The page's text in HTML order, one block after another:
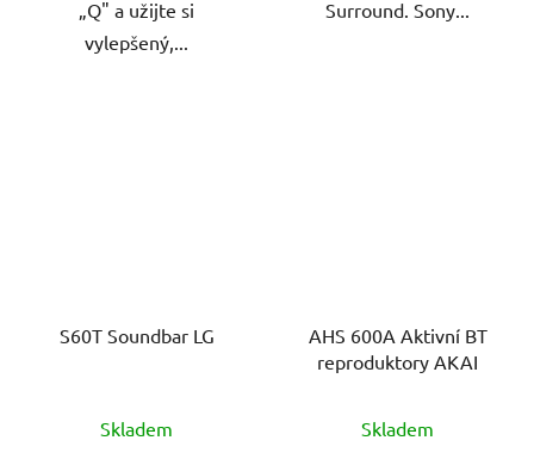
„Q" a užijte si
vylepšený,...
Surround. Sony...
S60T Soundbar LG
Skladem
AHS 600A Aktivní BT
reproduktory AKAI
Skladem